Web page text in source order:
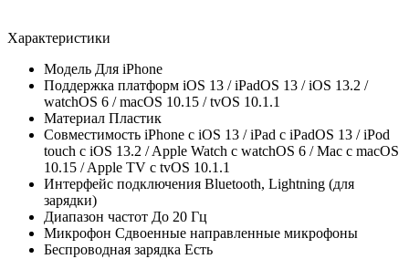
Характеристики
Модель Для iPhone
Поддержка платформ iOS 13 / iPadOS 13 / iOS 13.2 /
watchOS 6 / macOS 10.15 / tvOS 10.1.1
Материал Пластик
Совместимость iPhone c iOS 13 / iPad с iPadOS 13 / iPod
touch с iOS 13.2 / Apple Watch c watchOS 6 / Mac с macOS
10.15 / Apple TV c tvOS 10.1.1
Интерфейс подключения Bluetooth, Lightning (для
зарядки)
Диапазон частот До 20 Гц
Микрофон Сдвоенные направленные микрофоны
Беспроводная зарядка Есть